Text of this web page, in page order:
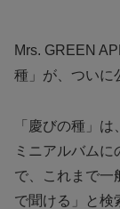
Mrs. GREEN
種」が、ついに
「慶びの種」
ミニアルバム
で、これまで
で聞ける」と検